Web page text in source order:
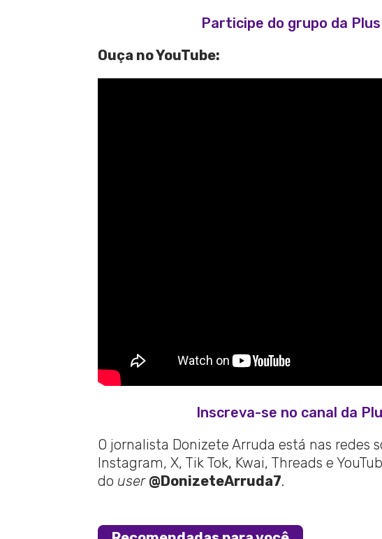
Participe do grupo da
Ouça no YouTube:
Inscreva-se no canal da
O jornalista Donizete Arruda está nas redes
Instagram, X, Tik Tok, Kwai, Threads e
do user @DonizeteArruda7.